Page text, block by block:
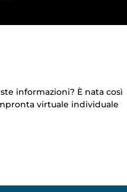
informazioni? È nata così
virtuale individuale